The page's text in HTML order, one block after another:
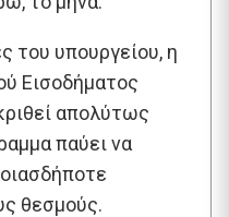
του υπουργείου, η
Εισοδήματος
απολύτως
παύει να
θεσμούς.